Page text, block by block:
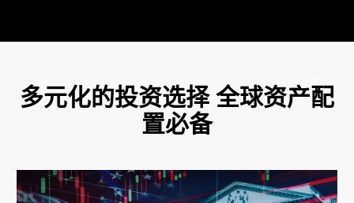
多元化的投资选择 全球资产配
置必备